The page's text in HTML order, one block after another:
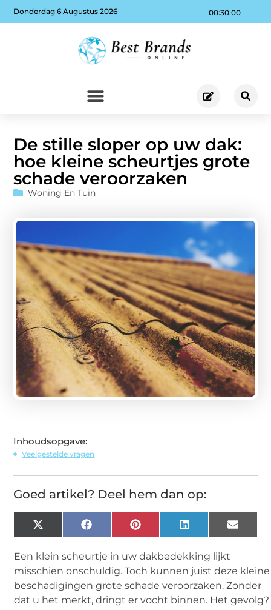
00:30:01
Donderdag 6 Augustus 2026
De stille sloper op uw dak:
hoe kleine scheurtjes grote
schade veroorzaken
Woning En Tuin
Inhoudsopgave:
Veelgestelde vragen
Goed artikel? Deel hem dan op:
X
(Twitter)
FacebookPinterest LinkedIn Email
Een klein scheurtje in uw dakbedekking lijkt
misschien onschuldig. Toch kunnen juist deze kleine
beschadigingen grote schade veroorzaken. Zonder
dat u het merkt, dringt er vocht binnen. Het gevolg?